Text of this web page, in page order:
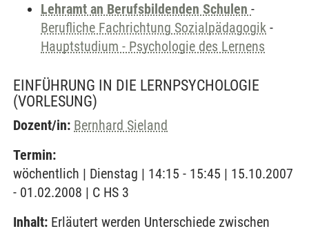
Lehramt an Berufsbildenden Schulen -
Berufliche Fachrichtung Sozialpädagogik -
Hauptstudium - Psychologie des Lernens
EINFÜHRUNG IN DIE LERNPSYCHOLOGIE
(VORLESUNG)
Dozent/in: Bernhard Sieland
Termin:
wöchentlich | Dienstag | 14:15 - 15:45 | 15.10.2007
- 01.02.2008 | C HS 3
Inhalt: Erläutert werden Unterschiede zwischen